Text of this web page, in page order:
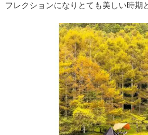
フレクションになりとても美しい時期